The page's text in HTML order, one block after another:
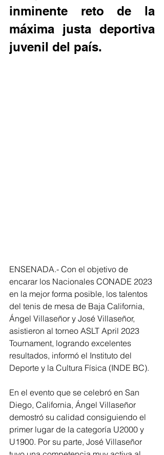
inminente reto de la
máxima justa deportiva
juvenil del país.
ENSENADA.- Con el objetivo de
encarar los Nacionales CONADE 2023
en la mejor forma posible, los talentos
del tenis de mesa de Baja California,
Ángel Villaseñor y José Villaseñor,
asistieron al torneo ASLT April 2023
Tournament, logrando excelentes
resultados, informó el Instituto del
Deporte y la Cultura Física (INDE BC).
En el evento que se celebró en San
Diego, California, Ángel Villaseñor
demostró su calidad consiguiendo el
primer lugar de la categoría U2000 y
U1900. Por su parte, José Villaseñor